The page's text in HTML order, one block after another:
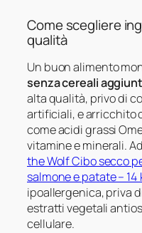
Come scegliere
qualità
Un buon alimento
senza cereali
alta qualità, privo di
artificiali, e arricchito
come acidi grassi
vitamine e minerali.
the Wolf Cibo secco
salmone e patate – 14
ipoallergenica, priva
estratti vegetali
cellulare.